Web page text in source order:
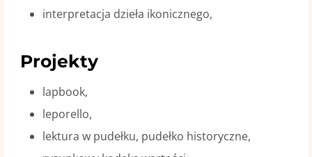
interpretacja dzieła ikonicznego,
Projekty
lapbook,
leporello,
lektura w pudełku, pudełko historyczne,